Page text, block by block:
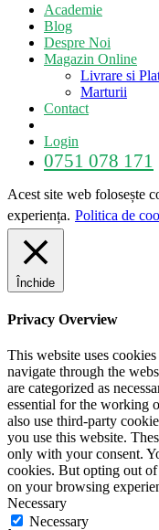
Academie
Blog
Despre Noi
Magazin Online
Livrare si
Marturii
Contact
Login
0751 078 171
Acest site web folosește
experiența. Politica de
Închide
Privacy Overview
This website uses
navigate through the
are categorized as
essential for the working
also use third-party
you use this website.
only with your consent.
cookies. But opting out of
on your browsing
Necessary
Necessary